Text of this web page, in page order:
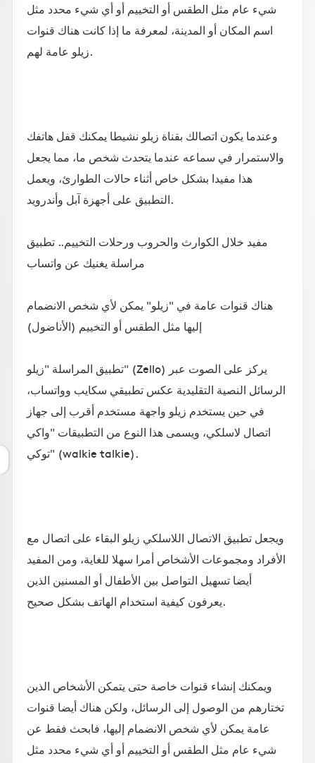
شيء عام مثل الطقس أو التخييم أو أي شيء محدد مثل
اسم المكان أو المدينة، لمعرفة ما إذا كانت هناك قنوات
زيلو عامة لهم.
وعندما يكون اتصالك بقناة زيلو نشيطا يمكنك قفل هاتفك
والاستمرار في سماعه عندما يتحدث شخص ما، مما يجعل
هذا مفيدا بشكل خاص أثناء حالات الطوارئ، ويعمل
التطبيق على أجهزة آبل وأندرويد.
مفيد خلال الكوارث والحروب ورحلات التخييم.. تطبيق
مراسلة يغنيك عن واتساب
هناك قنوات عامة في "زيلو" يمكن لأي شخص الانضمام
إليها مثل الطقس أو التخييم (الأناضول)
تطبيق المراسلة "زيلو" (Zello) يركز على الصوت عبر
الرسائل النصية التقليدية عكس تطبيقي سكايب وواتساب،
في حين يستخدم زيلو واجهة مستخدم أقرب إلى جهاز
اتصال لاسلكي، ويسمى هذا النوع من التطبيقات "واكي
توكي" (walkie talkie).
ويجعل تطبيق الاتصال اللاسلكي زيلو البقاء على اتصال مع
الأفراد ومجموعات الأشخاص أمرا سهلا للغاية، ومن المفيد
أيضا تسهيل التواصل بين الأطفال أو المسنين الذين
يعرفون كيفية استخدام الهاتف بشكل صحيح.
ويمكنك إنشاء قنوات خاصة حتى يتمكن الأشخاص الذين
تختارهم من الوصول إلى الرسائل، ولكن هناك أيضا قنوات
عامة يمكن لأي شخص الانضمام إليها، فابحث فقط عن
شيء عام مثل الطقس أو التخييم أو أي شيء محدد مثل